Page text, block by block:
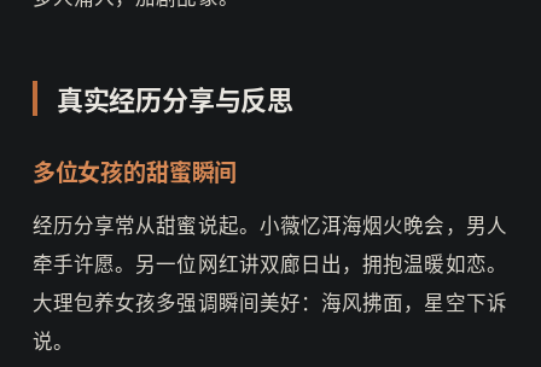
真实经历分享与反思
多位女孩的甜蜜瞬间
经历分享常从甜蜜说起。小薇忆洱海烟火晚会，男人
牵手许愿。另一位网红讲双廊日出，拥抱温暖如恋。
大理包养女孩多强调瞬间美好：海风拂面，星空下诉
说。